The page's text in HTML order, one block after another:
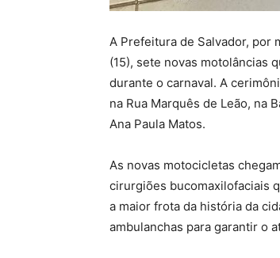
A Prefeitura de Salvador, por
(15), sete novas motolâncias
durante o carnaval. A
na Rua Marquês de Leão, na
Ana Paula Matos.
As novas motocicletas
cirurgiões bucomaxilofaciais
a maior frota da história da
ambulanchas para garantir o